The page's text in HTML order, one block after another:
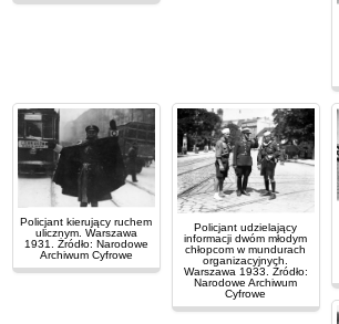
Policjant kierujący ruchem
ulicznym. Warszawa
1931. Żródło: Narodowe
Archiwum Cyfrowe
Policjant udzielający
informacji dwóm młodym
chłopcom w mundurach
organizacyjnych.
Warszawa 1933. Źródło:
Narodowe Archiwum
Cyfrowe